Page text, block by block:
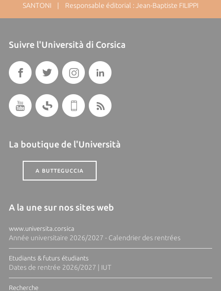
SANTONI | Responsable éditorial : Jean-Baptiste FILIPPI
Suivre l'Università di Corsica
La boutique de l'Università
A BUTTEGUCCIA
A la une sur nos sites web
www.universita.corsica
Année universitaire 2026/2027 - Calendrier des rentrées
Etudiants & futurs étudiants
Dates de rentrée 2026/2027 | IUT
Recherche